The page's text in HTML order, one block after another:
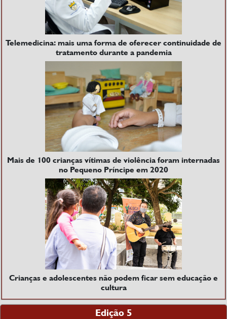
Telemedicina: mais uma forma de oferecer continuidade de
tratamento durante a pandemia
Mais de 100 crianças vítimas de violência foram internadas
no Pequeno Príncipe em 2020
Crianças e adolescentes não podem ficar sem educação e
cultura
Edição 5